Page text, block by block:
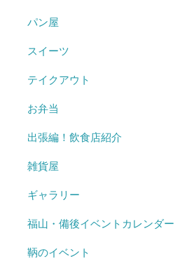
パン屋
スイーツ
テイクアウト
お弁当
出張編！飲食店紹介
雑貨屋
ギャラリー
福山・備後イベントカレンダー
鞆のイベント